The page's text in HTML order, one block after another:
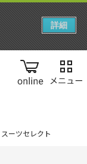
online
スーツセレクト
詳細